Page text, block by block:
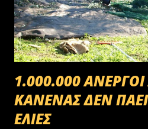
1.000.000
ΚΑΝΕΝΑΣ ΔΕΝ
ΕΛΙΕΣ